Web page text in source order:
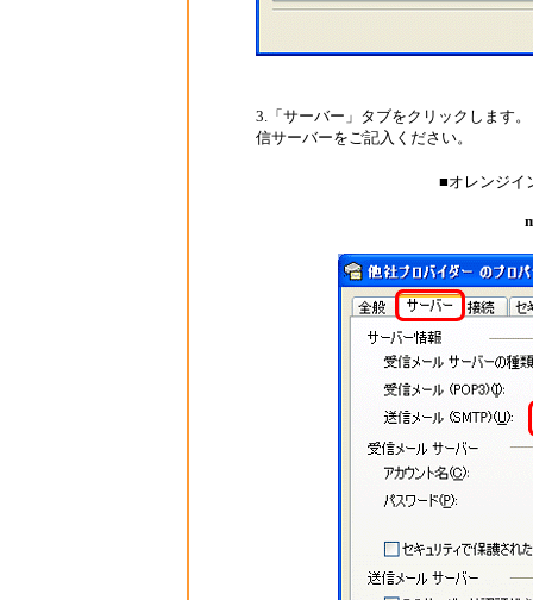
3.「サーバー」タブをクリックします
信サーバーをご記入ください。
■オレンジイ